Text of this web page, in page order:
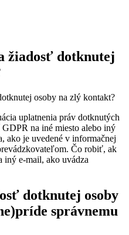
žiadosť dotknutej
uplatnenia práv dotknutých
na iné miesto alebo iný
ako je uvedené v informačnej
Čo robiť, ak
iný e-mail, ako uvádza
dotknutej osoby
správnemu